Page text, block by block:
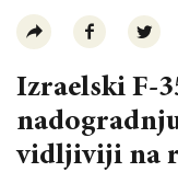
Izraelski F-
vidljiviji na